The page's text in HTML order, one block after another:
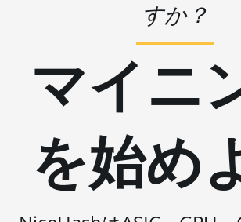
BITMAIN AntMiner
BITMAIN AntMiner
L3 ++
BITMAIN AntMiner
BITMAIN AntMiner
L7
L9 (16Gh)
すか？
マイニ
を始め